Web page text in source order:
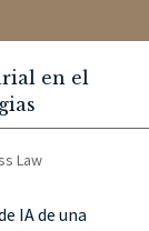
en el
Law
IA de una